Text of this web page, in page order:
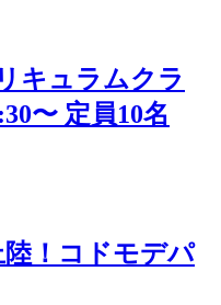
キュラムクラ
〜 定員10名
陸！コドモデパ